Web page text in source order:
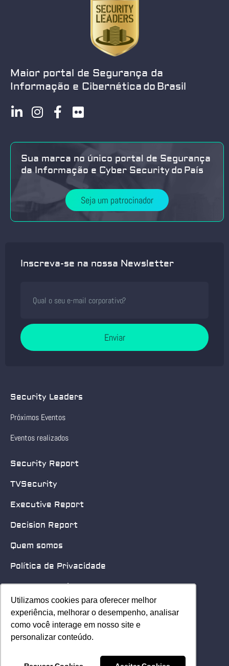
Utilizamos cookies para oferecer melhor
experiência, melhorar o desempenho, analisar
como você interage em nosso site e
personalizar conteúdo.
Utilizamos cookies para oferecer melhor
experiência, melhorar o desempenho, analisar
como você interage em nosso site e
personalizar conteúdo.
Maior portal de Segurança da
Informação e Cibernética do Brasil
Sua marca no único portal de Segurança
da Informação e Cyber Security do País
Seja um patrocinador
Inscreva-se na nossa Newsletter
Enviar
Security Leaders
Próximos Eventos
Eventos realizados
Security Report
TVSecurity
Executive Report
Decision Report
Quem somos
Política de Privacidade
Quero patrocinar
Contato
Home
© 2025 Security Leader. Todos os Direitos Reservados.